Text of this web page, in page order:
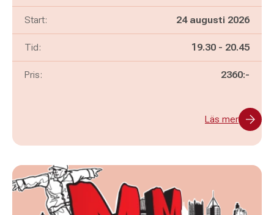
Start: 24 augusti 2026
Tid: Pågår mellan
19.30 - och
20.45
Pris: 2360:-
Läs mer